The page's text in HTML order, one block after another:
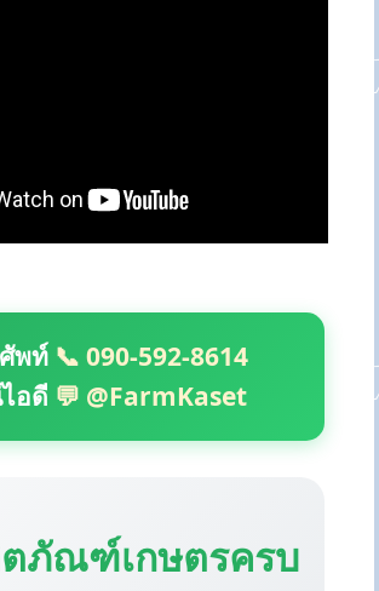
พท์ 📞 090-592-8614
อดี 💬 @FarmKaset
ภัณฑ์เกษตรครบ